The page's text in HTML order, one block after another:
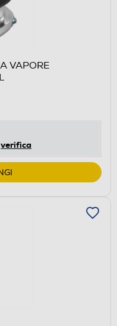
VAPORE
verifica